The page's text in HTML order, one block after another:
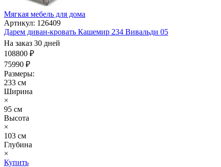
Мягкая мебель для дома
Артикул: 126409
Дарем диван-кровать Кашемир 234 Вивальди 05
На заказ 30 дней
108800 ₽
75990 ₽
Размеры:
233 см
Ширина
×
95 см
Высота
×
103 см
Глубина
×
Купить